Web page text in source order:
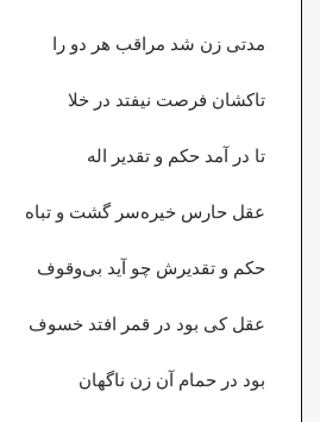
مدتی زن شد مراقب هر دو را
تاکشان فرصت نیفتد در خلا
تا در آمد حکم و تقدیر اله
عقل حارس خیره‌سر گشت و تباه
حکم و تقدیرش چو آید بی‌وقوف
عقل کی بود در قمر افتد خسوف
بود در حمام آن زن ناگهان